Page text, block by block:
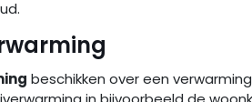
beschikken over een